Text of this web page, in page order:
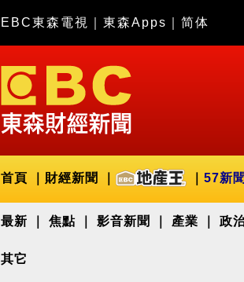
EBC東森電視 東森Apps 简体
首頁 財經新聞 57新
最新 焦點 影音新聞 產業 政
其它